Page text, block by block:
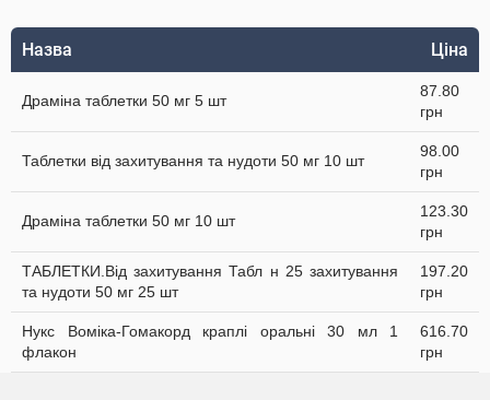
Назва Ціна
Драміна таблетки 50 мг 5 шт
87.80
грн
Таблетки від захитування та нудоти 50 мг 10 шт
98.00
грн
Драміна таблетки 50 мг 10 шт
123.30
грн
ТАБЛЕТКИ.Від захитування Табл н 25 захитування
та нудоти 50 мг 25 шт
197.20
грн
Нукс Воміка-Гомакорд краплі оральні 30 мл 1
флакон
616.70
грн